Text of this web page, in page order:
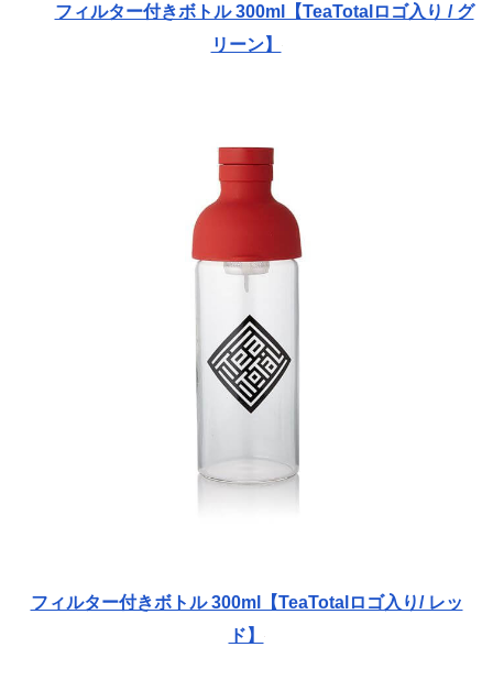
フィルター付きボトル 300ml【TeaTotalロゴ入り / グ
リーン】
フィルター付きボトル 300ml【TeaTotalロゴ入り/ レッ
ド】